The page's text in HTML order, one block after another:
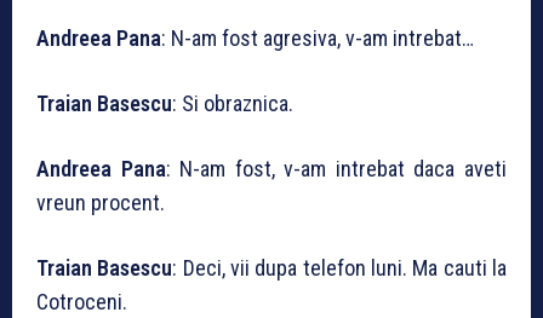
Andreea Pana: N-am fost agresiva, v-am intrebat…
Traian Basescu: Si obraznica.
Andreea Pana: N-am fost, v-am intrebat daca aveti
vreun procent.
Traian Basescu: Deci, vii dupa telefon luni. Ma cauti la
Cotroceni.